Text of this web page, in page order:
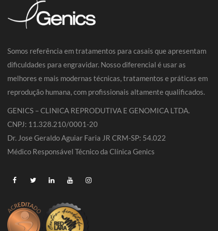
Somos referência em tratamentos para casais que apresentam
dificuldades para engravidar. Nosso diferencial é usar as
melhores e mais modernas técnicas, tratamentos e práticas em
reprodução humana, com profissionais altamente qualificados.
GENICS – CLINICA REPRODUTIVA E GENOMICA LTDA.
CNPJ: 11.328.210/0001-20
Dr. Jose Geraldo Aguiar Faria JR CRM-SP: 54.022
Médico Responsável Técnico da Clínica Genics